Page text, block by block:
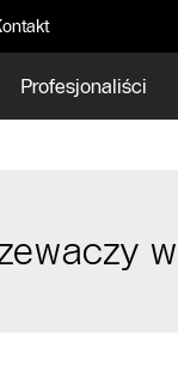
Profesjonaliści